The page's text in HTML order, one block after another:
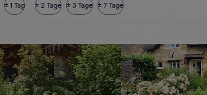
± 1 Tag ± 2 Tage ± 3 Tage ± 7 Tage